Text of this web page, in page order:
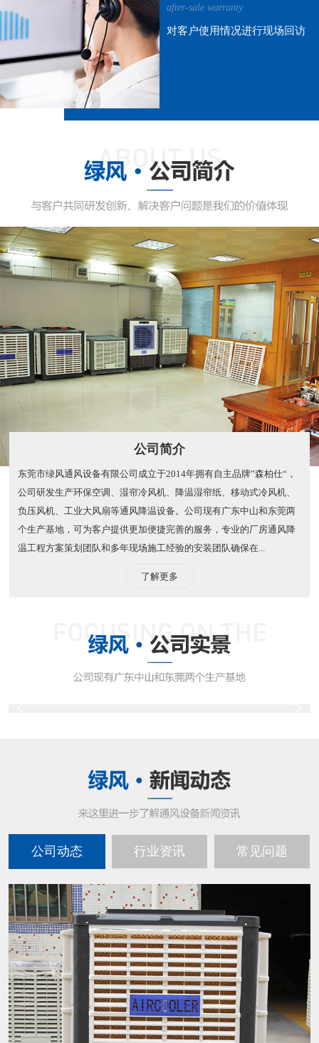
after-sale warranty
对客户使用情况进行现场回访
公司简介
东莞市绿风通风设备有限公司成立于2014年拥有自主品牌”森柏仕“，
公司研发生产环保空调、湿帘冷风机、降温湿帘纸、移动式冷风机、
负压风机、工业大风扇等通风降温设备。公司现有广东中山和东莞两
个生产基地，可为客户提供更加便捷完善的服务，专业的厂房通风降
温工程方案策划团队和多年现场施工经验的安装团队确保在...
了解更多
公司动态 行业资讯 常见问题